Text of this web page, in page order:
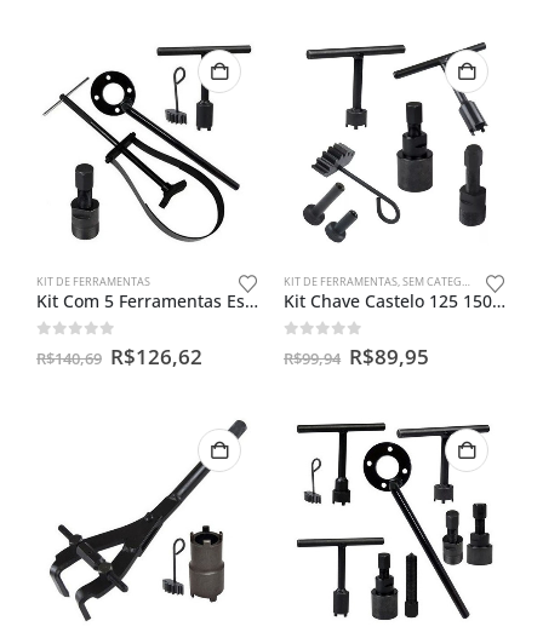
KIT DE FERRAMENTAS
Kit Com 5 Ferramentas Especiais Para Biz 100 / Pop 100
out of 5
R$140,69 R$126,62
KIT DE FERRAMENTAS,SEM CATEGORIA
Kit Chave Castelo 125 150 + Trava + Saca Magneto + Regulador
out of 5
R$99,94 R$89,95